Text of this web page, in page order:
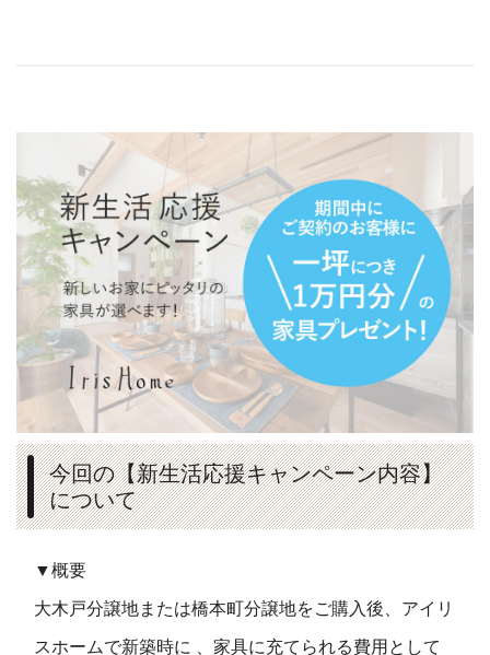
今回の【新生活応援キャンペーン内容】
について
▼概要
大木戸分譲地または橋本町分譲地をご購入後、アイリ
スホームで新築時に 、家具に充てられる費用として